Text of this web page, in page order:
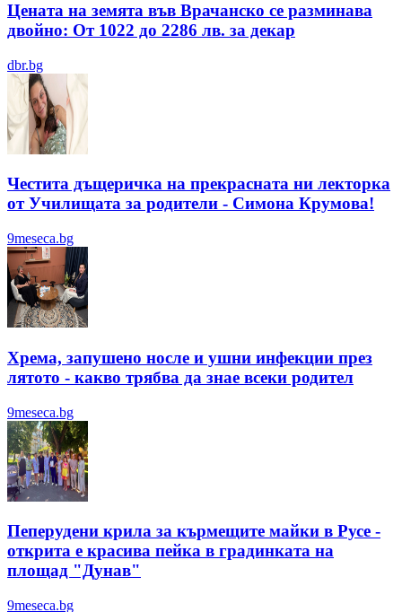
Цената на земята във Врачанско се разминава
двойно: От 1022 до 2286 лв. за декар
dbr.bg
Честита дъщеричка на прекрасната ни лекторка
от Училищата за родители - Симона Крумова!
9meseca.bg
Хрема, запушено носле и ушни инфекции през
лятотo - какво трябва да знае всеки родител
9meseca.bg
Пеперудени крила за кърмещите майки в Русе -
открита е красива пейка в градинката на
площад "Дунав"
9meseca.bg